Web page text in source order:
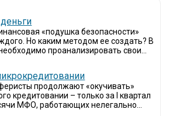
«подушка безопасности»
Но каким методом ее создать? В
проанализировать свои...
продолжают «окучивать»
кредитовании – только за I квартал
МФО, работающих нелегально...